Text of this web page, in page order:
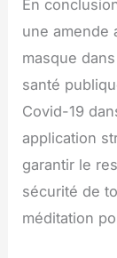
En
une amende
masque
santé
Covid-19
application
garantir le
sécurité de
méditation